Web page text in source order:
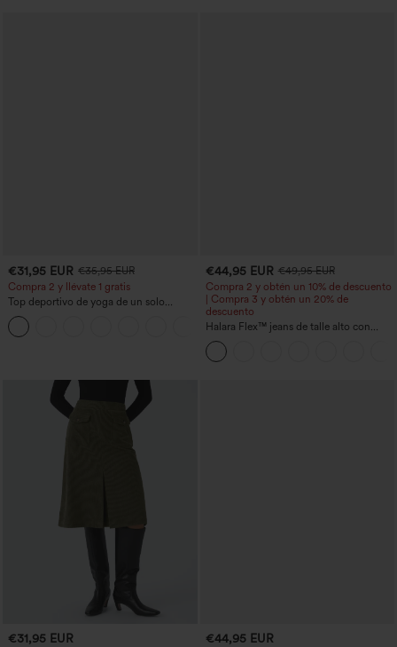
€31,95 EUR €35,95 EUR
Compra 2 y llévate 1 gratis
Top deportivo de yoga de un solo
hombro, manga larga con agujero para
el pulgar, dobladillo curvo estilo high-
low (frente más corto, espalda más
+3
€44,95 EUR €49,95 EUR
Compra 2 y obtén un 10% de descuento
| Compra 3 y obtén un 20% de
descuento
Halara Flex™ jeans de talle alto con
bolsillos, dobladillo enrollado, pierna
ancha y efecto lavado, estilo casual
€31,95 EUR €44,95 EUR